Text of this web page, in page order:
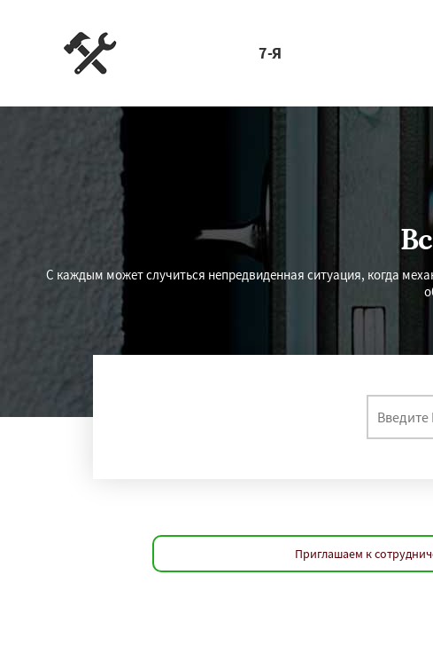
7-Я
С каждым может случиться непредвиденная ситуация, когда
Приглашаем к